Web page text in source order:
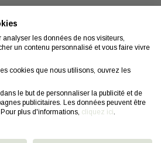
analyser les données de nos visiteurs,
un contenu personnalisé et vous faire vivre
cookies que nous utilisons, ouvrez les
le but de personnaliser la publicité et de
publicitaires. Les données peuvent être
plus d'informations, cliquez ici.
Mentions légales
Confidentialité
CGV
Droit de retractation